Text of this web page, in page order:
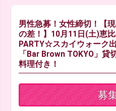
男性急募！女性締切！【
の差！】10月11日(土)恵
PARTY☆スカイウォーク
「Bar Brown TOKYO」貸
料理付き！
募